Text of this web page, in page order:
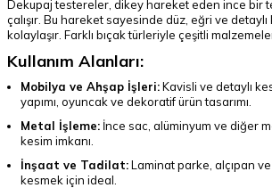
Dekupaj testereler, dikey hareket eden ince bir
çalışır. Bu hareket sayesinde düz, eğri ve
kolaylaşır. Farklı bıçak türleriyle çeşitli
Kullanım Alanları:
Mobilya ve Ahşap İşleri:Kavisli ve detaylı
yapımı, oyuncak ve dekoratif ürün tasarımı.
Metal İşleme: İnce sac, alüminyum ve diğer
kesim imkanı.
İnşaat ve Tadilat:Laminat parke, alçıpan
kesmek için ideal.